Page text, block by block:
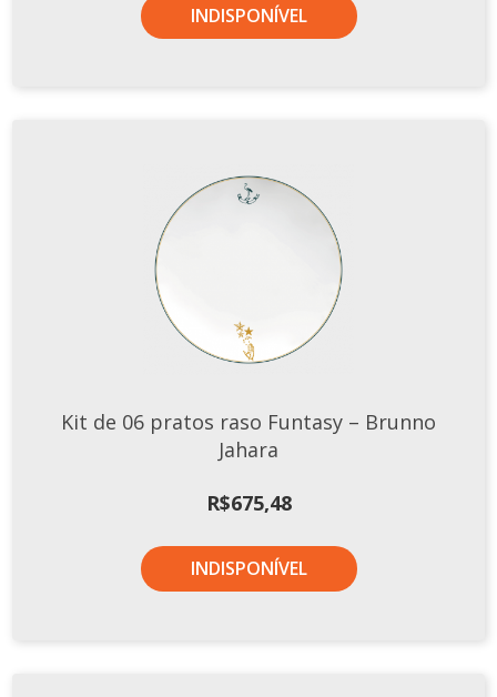
INDISPONÍVEL
Kit de 06 pratos raso Funtasy – Brunno
Jahara
R$675,48
INDISPONÍVEL